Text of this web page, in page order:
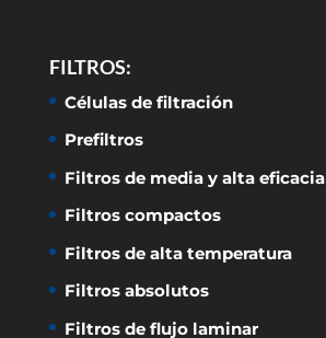
FILTROS:
Células de filtración
Prefiltros
Filtros de media y alta eficacia
Filtros compactos
Filtros de alta temperatura
Filtros absolutos
Filtros de flujo laminar